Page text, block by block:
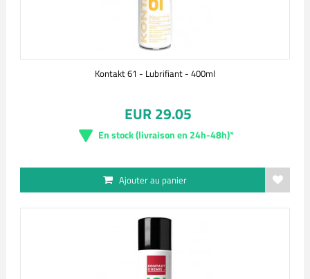
Kontakt 61 - Lubrifiant - 400ml
EUR 29.05
En stock (livraison en 24h-48h)*
Ajouter au panier